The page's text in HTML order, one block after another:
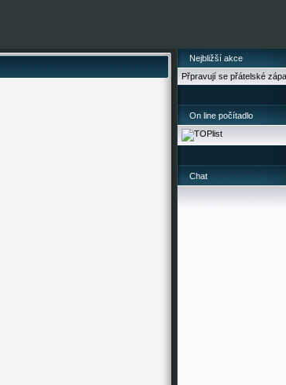
Nejbližší akce
Přpravují se přátelské
On line počítadlo
Chat